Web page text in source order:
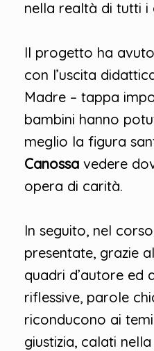
nella realtà di tutti i
Il progetto ha
con l’uscita
Madre – tappa
bambini hanno
meglio la figura
Canossa vedere
opera di carità.
In seguito, nel
presentate, grazie
quadri d’autore ed
riflessive, parole
riconducono ai
giustizia, calati